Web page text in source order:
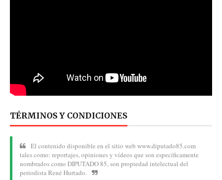
TÉRMINOS Y CONDICIONES
El contenido disponible en el sitio web www.diputado85.com
tales como: reportajes, opiniones y vídeos que son específicamente
nombrados como DIPUTADO 85, son propiedad intelectual del
periodista René Hurtado.